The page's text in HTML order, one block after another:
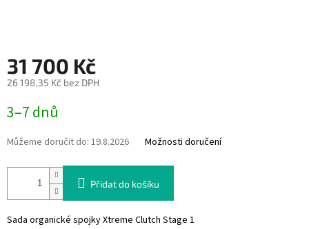
31 700 Kč
26 198,35 Kč bez DPH
cena:
3–7 dnů
Můžeme doručit do: 19.8.2026 Možnosti doručení
Přidat do košíku
Sada organické spojky Xtreme Clutch Stage 1